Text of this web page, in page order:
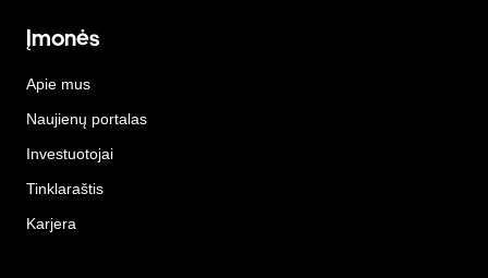
Įmonės
Apie mus
Naujienų portalas
Investuotojai
Tinklaraštis
Karjera